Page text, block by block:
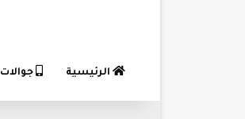
الرئيسية جوالات